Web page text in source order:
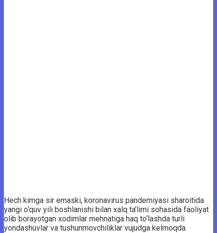
Hech kimga sir emaski, koronavirus pandemiyasi sharoitida
yangi o‘quv yili boshlanishi bilan xalq ta’limi sohasida faoliyat
olib borayotgan xodimlar mehnatiga haq to‘lashda turli
yondashuvlar va tushunmovchiliklar vujudga kelmoqda.